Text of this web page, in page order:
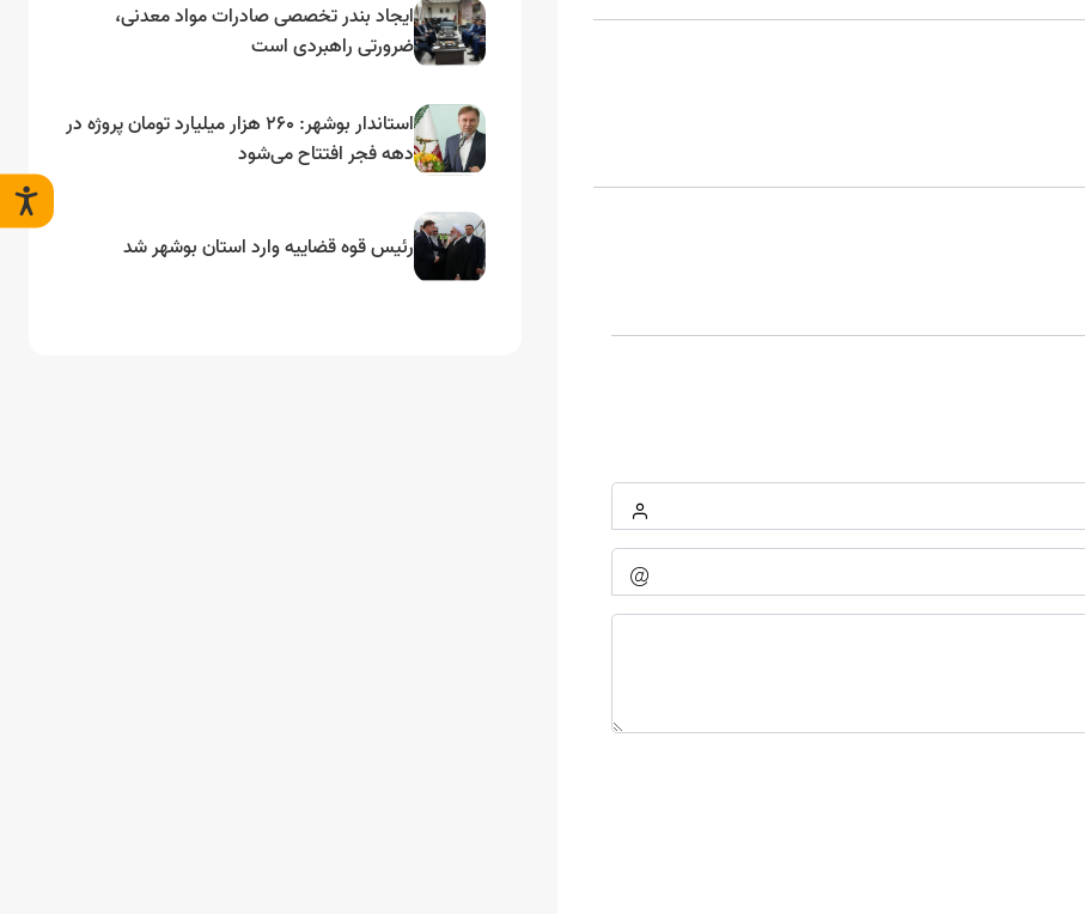
ایجاد بندر تخصصی صادرات مواد معدنی،
ضرورتی راهبردی است
استاندار بوشهر: ۲۶۰ هزار میلیارد تومان پروژه در
دهه فجر افتتاح می‌شود
رئیس قوه قضاییه وارد استان بوشهر شد